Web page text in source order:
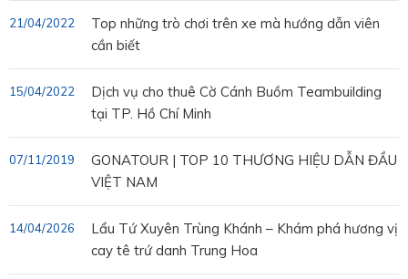
Top những trò chơi trên xe mà hướng dẫn viên
cần biết
21/04/2022
Dịch vụ cho thuê Cờ Cánh Buồm Teambuilding
tại TP. Hồ Chí Minh
15/04/2022
GONATOUR | TOP 10 THƯƠNG HIỆU DẪN ĐẦU
VIỆT NAM
07/11/2019
Lẩu Tứ Xuyên Trùng Khánh – Khám phá hương vị
cay tê trứ danh Trung Hoa
14/04/2026